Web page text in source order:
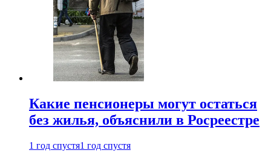
Какие пенсионеры могут остаться
без жилья, объяснили в Росреестре
1 год спустя1 год спустя